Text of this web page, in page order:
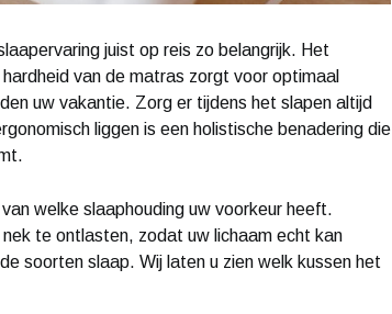
juist op reis zo belangrijk. Het
van de matras zorgt voor optimaal
uw vakantie. Zorg er tijdens het slapen altijd
liggen is een holistische benadering die
welke slaaphouding uw voorkeur heeft.
te ontlasten, zodat uw lichaam echt kan
soorten slaap. Wij laten u zien welk kussen het